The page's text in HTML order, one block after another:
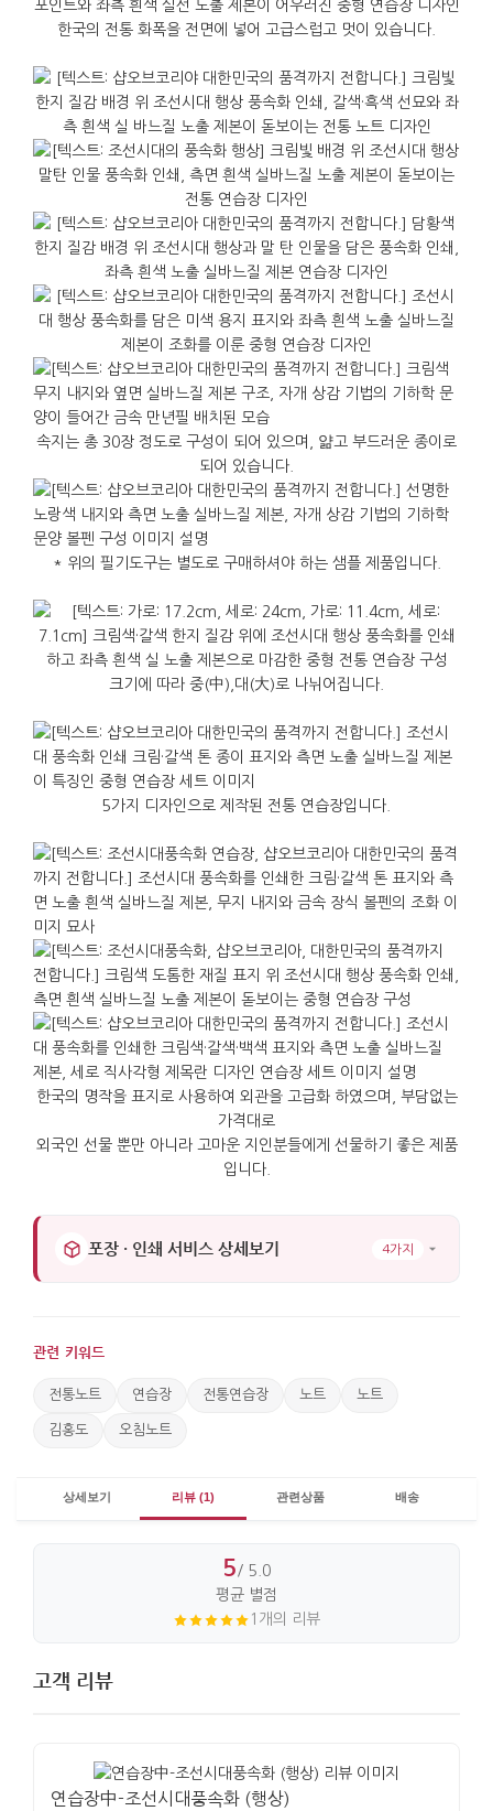
한국의 전통 화폭을 전면에 넣어 고급스럽고 멋이 있습니다.
속지는 총 30장 정도로 구성이 되어 있으며, 얆고 부드러운 종이로
되어 있습니다.
* 위의 필기도구는 별도로 구매하셔야 하는 샘플 제품입니다.
크기에 따라 중(中),대(大)로 나뉘어집니다.
5가지 디자인으로 제작된 전통 연습장입니다.
한국의 명작을 표지로 사용하여 외관을 고급화 하였으며, 부담없는
가격대로
외국인 선물 뿐만 아니라 고마운 지인분들에게 선물하기 좋은 제품
입니다.
포장 · 인쇄 서비스 상세보기 4가지
관련 키워드
전통노트 연습장 전통연습장 노트 노트
김홍도 오침노트
상세보기 리뷰 (1) 관련상품 배송
5/ 5.0
평균 별점
1개의 리뷰
고객 리뷰
연습장中-조선시대풍속화 (행상)